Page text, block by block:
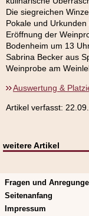
Die siegreichen
Pokale und
Eröffnung der
Bodenheim um 13
Sabrina Becker aus
Weinprobe am
Auswertung &
Artikel verfasst:
weitere Artikel
Fragen und
Seitenanfang
Impressum